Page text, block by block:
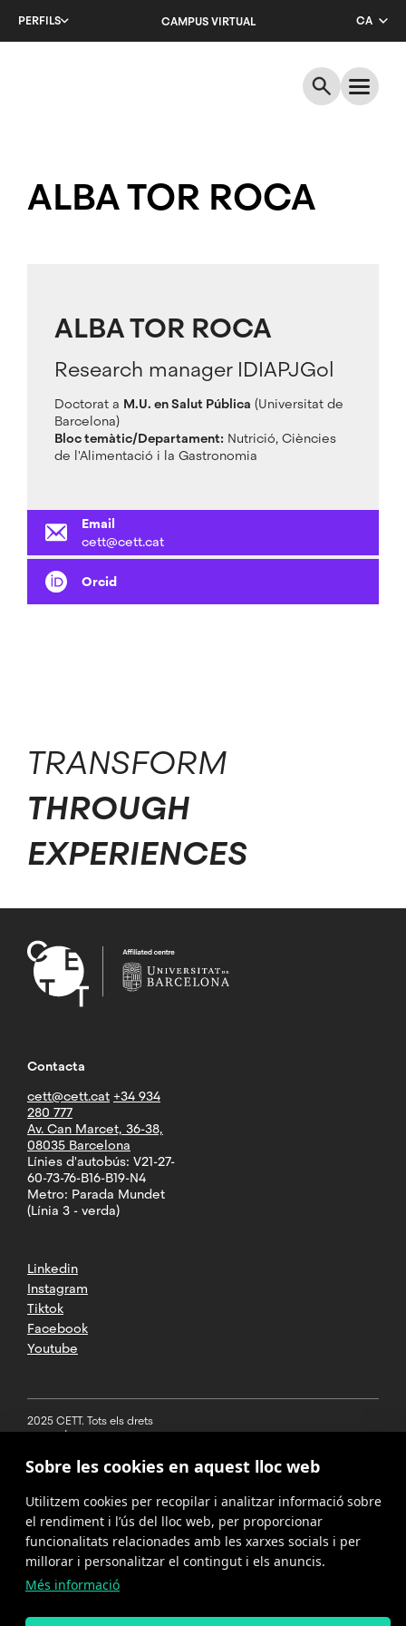
PERFILS CAMPUS VIRTUAL
CA
ES
ALBA TOR ROCA
ALBA TOR ROCA
Research manager IDIAPJGol
Doctorat a M.U. en Salut Pública (Universitat de
Barcelona)
Bloc temàtic/Departament: Nutrició, Ciències
de l'Alimentació i la Gastronomia
Email
cett@cett.cat
Orcid
TRANSFORM
THROUGH
EXPERIENCES
Contacta
cett@cett.cat +34 934
280 777
Av. Can Marcet, 36-38,
08035 Barcelona
Línies d'autobús: V21-27-
60-73-76-B16-B19-N4
Metro: Parada Mundet
(Línia 3 - verda)
Linkedin
Instagram
Tiktok
Facebook
Youtube
2025 CETT. Tots els drets
reservats
Avís legal
Política de
privacitat
Cookies
Política del
Sobre les cookies en aquest lloc web
Utilitzem cookies per recopilar i analitzar informació sobre
el rendiment i l’ús del lloc web, per proporcionar
funcionalitats relacionades amb les xarxes socials i per
millorar i personalitzar el contingut i els anuncis.
Més informació